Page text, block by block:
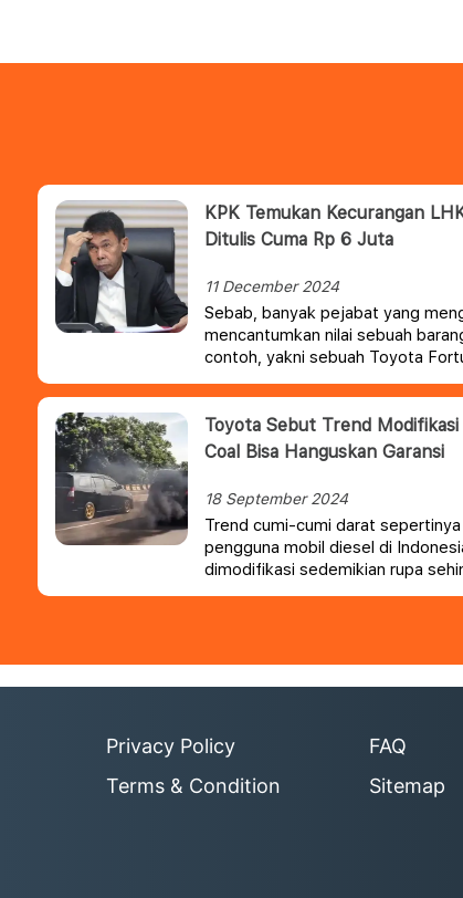
KPK Temukan Kecurangan
Ditulis Cuma Rp 6 Juta
11 December 2024
Sebab, banyak pejabat yang
mencantumkan nilai sebuah
contoh, yakni sebuah Toyota
juta.Padahal, mobil tersebut
rupiah, bahkan kondisi bekasnya
Toyota Sebut Trend
Coal Bisa Hanguskan Garansi
18 September 2024
Trend cumi-cumi darat
pengguna mobil diesel di
dimodifikasi sedemikian rupa
pekat dari knalpot layaknya
Privacy Policy
Terms & Condition
FAQ
Sitemap